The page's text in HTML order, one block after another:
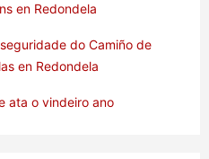
en Redondela
do Camiño de
en Redondela
ata o vindeiro ano